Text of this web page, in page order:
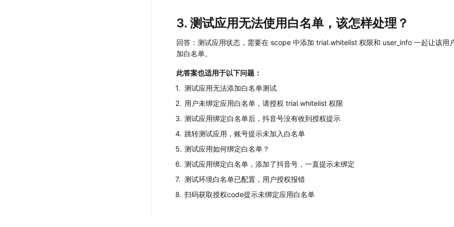
3. 测试应用无法使用白名单，该怎样处理？
回答：测试应用状态，需要在 scope 中添加 trial.whitelist 权限和 user_info 一起让该用
加白名单。
此答案也适用于以下问题：
1. 测试应用无法添加白名单测试
2. 用户未绑定应用白名单，请授权 trial.whitelist 权限
3. 测试应用绑定白名单后，抖音号没有收到授权提示
4. 跳转测试应用，账号提示未加入白名单
5. 测试应用如何绑定白名单？
6. 测试应用绑定白名单，添加了抖音号，一直提示未绑定
7. 测试环境白名单已配置，用户授权报错
8. 扫码获取授权code提示未绑定应用白名单